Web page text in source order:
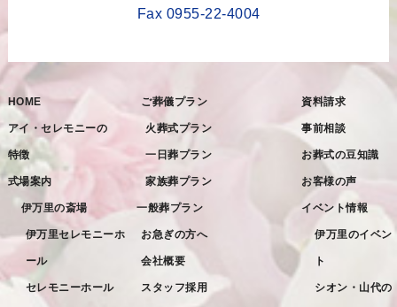
2022年11月
2022年10月
2022年9月
2022年8月
2022年7月
2022年6月
2022年5月
2022年4月
Fax 0955-22-4004
HOME
アイ・セレモニーの
特徴
式場案内
伊万里の斎場
伊万里セレモニーホ
ール
セレモニーホール
ご葬儀プラン
火葬式プラン
一日葬プラン
家族葬プラン
一般葬プラン
お急ぎの方へ
会社概要
スタッフ採用
資料請求
事前相談
お葬式の豆知識
お客様の声
イベント情報
伊万里のイベン
ト
シオン・山代の